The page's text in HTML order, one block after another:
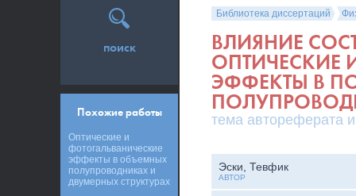
Библиотека диссертаций
ВЛИЯНИЕ
ОПТИЧЕСКИЕ
ЭФФЕКТЫ В
тема автореферата
Эски, Тевфик
АВТОР
поиск
Похожие работы
Оптические и
фотогальванические
эффекты в объемных
полупроводниках и
двумерных структурах